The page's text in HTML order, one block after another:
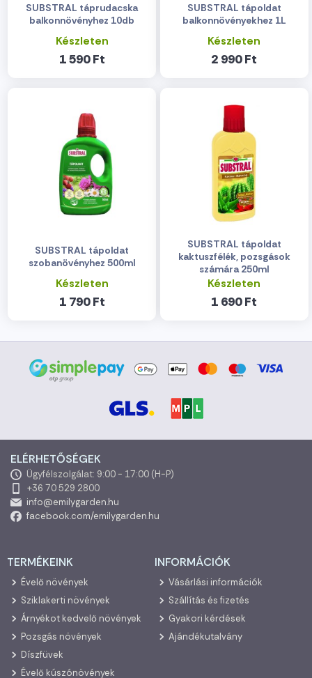
SUBSTRAL táprudacska
balkonnövényhez 10db
Készleten
1 590 Ft
SUBSTRAL tápoldat
balkonnövényekhez 1L
Készleten
2 990 Ft
SUBSTRAL tápoldat
szobanövényhez 500ml
Készleten
1 790 Ft
SUBSTRAL tápoldat
kaktuszfélék, pozsgások
számára 250ml
Készleten
1 690 Ft
ELÉRHETŐSÉGEK
Ügyfélszolgálat: 9:00 - 17:00 (H-P)
+36 70 529 2800
info@emilygarden.hu
facebook.com/emilygarden.hu
TERMÉKEINK
Évelő növények
Sziklakerti növények
Árnyékot kedvelő növények
Pozsgás növények
Díszfüvek
Évelő kúszónövények
INFORMÁCIÓK
Vásárlási információk
Szállítás és fizetés
Gyakori kérdések
Ajándékutalvány